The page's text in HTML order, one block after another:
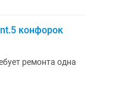
конфорок
ремонта одна